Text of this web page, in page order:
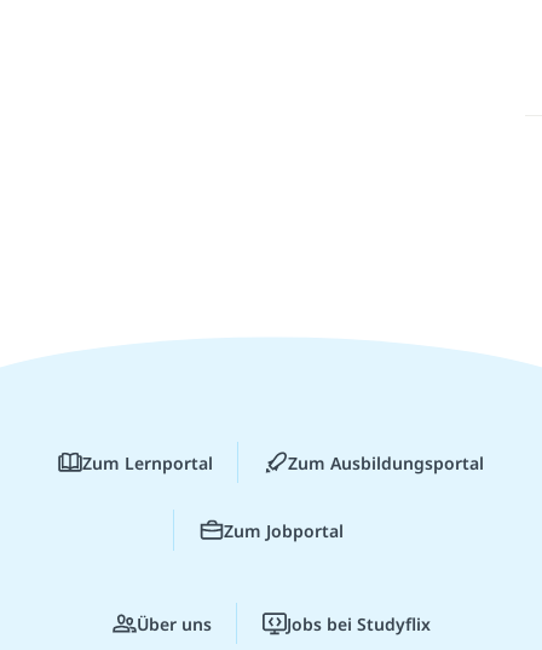
Zum Lernportal Zum Ausbildungsportal
Zum Jobportal
Über uns Jobs bei Studyflix